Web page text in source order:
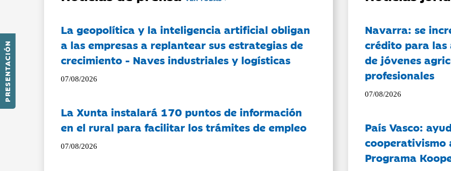
PRESENTACIÓN
La geopolítica y la inteligencia artificial obligan
a las empresas a replantear sus estrategias de
crecimiento - Naves industriales y logísticas
07/08/2026
La Xunta instalará 170 puntos de información
en el rural para facilitar los trámites de empleo
07/08/2026
Navarra: se
crédito para las
de jóvenes
profesionales
07/08/2026
País Vasco:
cooperativismo
Programa